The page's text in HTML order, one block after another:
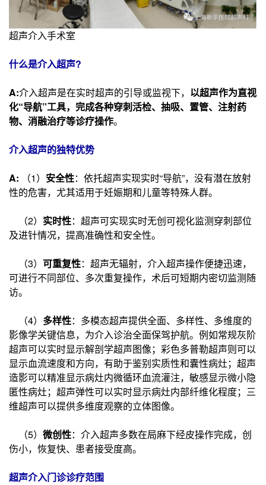
超声介入手术室
什么是介入超声?
A:介入超声是在实时超声的引导或监视下， 以超声作为直视
化“导航”工具，完成各种穿刺活检、抽吸、置管、注射药
物、消融治疗等诊疗操作。
介入超声的独特优势
A: （1） 安全性：依托超声实现实时“导航”，没有潜在放射
性的危害，尤其适用于妊娠期和儿童等特殊人群。
（2） 实时性：超声可实现实时无创可视化监测穿刺部位
及进针情况，提高准确性和安全性。
（3） 可重复性：超声无辐射，介入超声操作便捷迅速，
可进行不同部位、多次重复操作，术后可短期内密切监测随
访。
（4） 多样性：多模态超声提供全面、多样性、多维度的
影像学关键信息，为介入诊治全面保驾护航。例如常规灰阶
超声可以实时显示解剖学超声图像；彩色多普勒超声则可以
显示血流速度和方向，有助于鉴别实质性和囊性病灶；超声
造影可以精准显示病灶内微循环血流灌注，敏感显示微小隐
匿性病灶；超声弹性可以实时显示病灶内部纤维化程度；三
维超声可以提供多维度观察的立体图像。
（5） 微创性：介入超声多数在局麻下经皮操作完成，创
伤小，恢复快、患者接受度高。
超声介入门诊诊疗范围